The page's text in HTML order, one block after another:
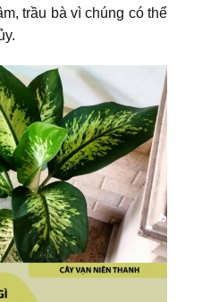
trầu bà vì chúng có thể